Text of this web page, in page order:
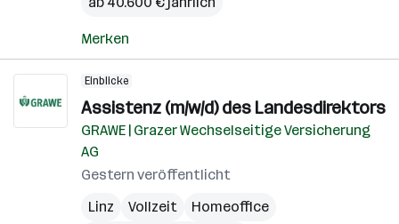
Merken
Einblicke
Assistenz (m/w/d) des Landesdirektors
GRAWE | Grazer Wechselseitige Versicherung
AG
Gestern veröffentlicht
Linz
Vollzeit
Homeoffice